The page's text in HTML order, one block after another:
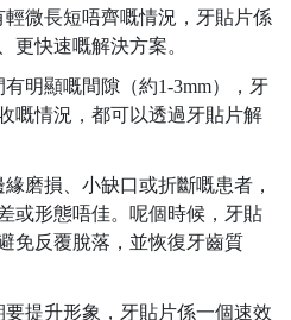
輕微長短唔齊嘅情況，牙貼片係
更快速嘅解決方案。
明顯嘅間隙（約1-3mm），牙
嘅情況，都可以透過牙貼片解
磨損、小缺口或折斷嘅患者，
或形態唔佳。呢個時候，牙貼
免反覆脫落，並恢復牙齒質
提升形象， 牙貼片係一個速效